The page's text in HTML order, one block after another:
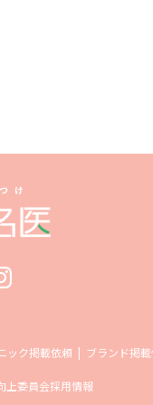
ック掲載依頼 ブランド掲
上委員会採用情報